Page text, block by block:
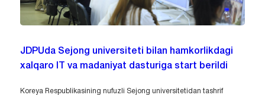
JDPUda Sejong universiteti bilan hamkorlikdagi
xalqaro IT va madaniyat dasturiga start berildi
Koreya Respublikasining nufuzli Sejong universitetidan tashrif